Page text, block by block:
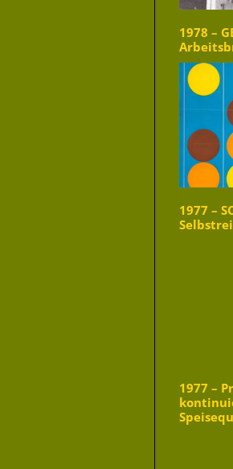
1978 –
1977 –
1977 –